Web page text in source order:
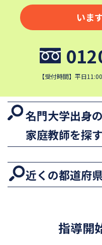
いま
【受付時間】平日
名門大学出身の
家庭教師を探す
近くの都道府
指導開